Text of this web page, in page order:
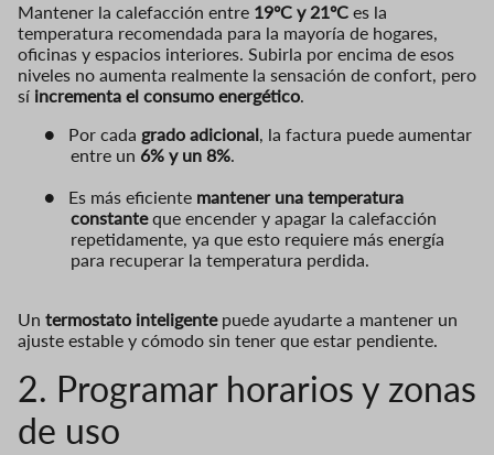
Mantener la calefacción entre 19ºC y 21ºC es la
temperatura recomendada para la mayoría de hogares,
oficinas y espacios interiores. Subirla por encima de esos
niveles no aumenta realmente la sensación de confort, pero
sí incrementa el consumo energético.
●
Por cada grado adicional, la factura puede aumentar
entre un 6% y un 8%.
●
Es más eficiente mantener una temperatura
constanteque encender y apagar la calefacción
repetidamente, ya que esto requiere más energía
para recuperar la temperatura perdida.
Un termostato inteligentepuede ayudarte a mantener un
ajuste estable y cómodo sin tener que estar pendiente.
2. Programar horarios y zonas
de uso